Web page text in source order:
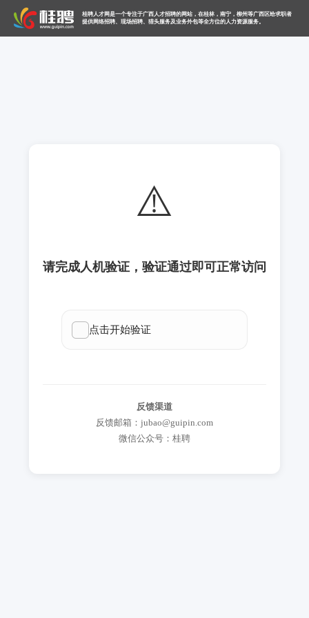
桂聘人才网是一个专注于广西人才招聘的网站，在桂林，南宁，柳州等广西区给求职者
提供网络招聘、现场招聘、猎头服务及业务外包等全方位的人力资源服务。
⚠️
请完成人机验证，验证通过即可正常访问
反馈渠道
反馈邮箱：jubao@guipin.com
微信公众号：桂聘